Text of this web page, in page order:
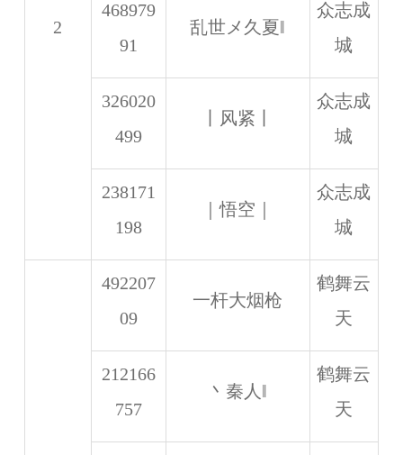
2
468979
91
乱世メ久夏‖
众志成
城
326020
499
丨风紧丨
众志成
城
238171
198
｜悟空｜
众志成
城
492207
09
一杆大烟枪
鹤舞云
天
212166
757
丶秦人‖
鹤舞云
天